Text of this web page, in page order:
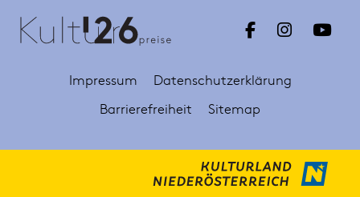
Impressum
Datenschutzerklärung
Barrierefreiheit
Sitemap